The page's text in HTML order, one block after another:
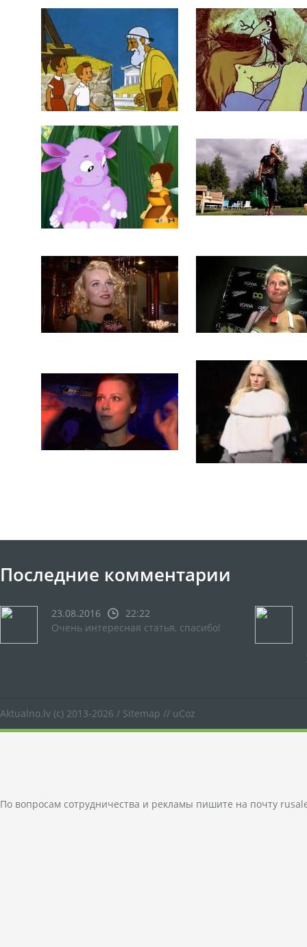
Последние комментарии
23.08.2016
22:22
Очень интересная статья, спасибо!
Aktualno.lv (c) 2013-2026 / Sitemap // uCoz
По вопросам сотрудничества и рекламы пишите на почту